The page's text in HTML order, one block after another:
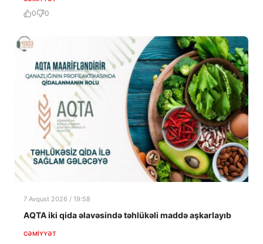
0 0
7 Avqust 2026 / 19:58
AQTA iki qida əlavəsində təhlükəli maddə aşkarlayıb
CƏMIYYƏT